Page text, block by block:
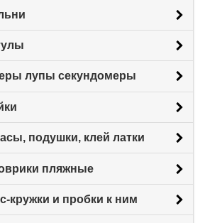
лупы секундомеры
подушки, клей латки
пляжные
кружки и пробки к ним